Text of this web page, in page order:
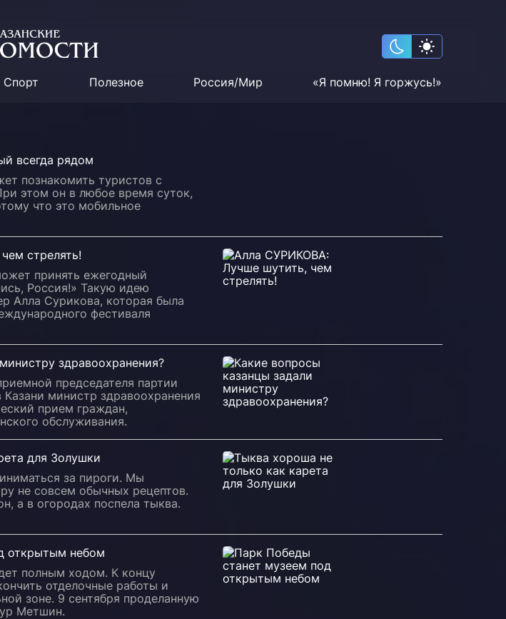
Спорт Полезное Россия/Мир «Я помню! Я горжусь!»
всегда рядом
познакомить туристов с
этом он в любое время суток,
что это мобильное
стрелять!
принять ежегодный
Россия!» Такую идею
Алла Сурикова, которая была
фестиваля
здравоохранения?
председателя партии
министр здравоохранения
прием граждан,
обслуживания.
для Золушки
за пироги. Мы
не совсем обычных рецептов.
а в огородах поспела тыква.
открытым небом
полным ходом. К концу
отделочные работы и
зоне. 9 сентября проделанную
Метшин.